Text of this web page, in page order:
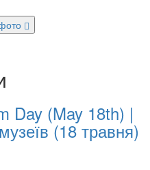
Day (May 18th) |
(18 травня)